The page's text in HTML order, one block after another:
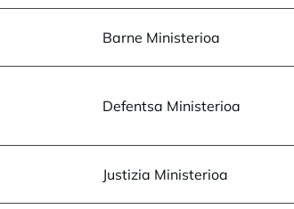
opens in a new tabBarne Ministerioa
opens in a new tabDefentsa Ministerioa
opens in a new tabJustizia Ministerioa